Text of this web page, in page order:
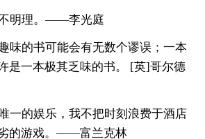
明理。——李光庭
味的书可能会有无数个谬误；一本
是一本极其乏味的书。 [英]哥尔德
一的娱乐，我不把时刻浪费于酒店
的游戏。——富兰克林